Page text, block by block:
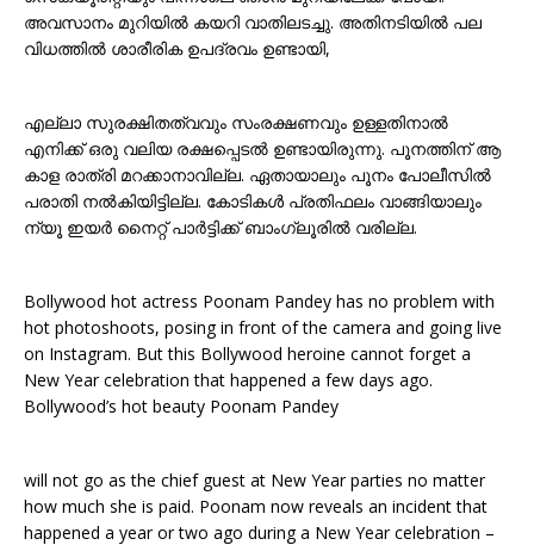
അവസാനം മുറിയിൽ കയറി വാതിലടച്ചു. അതിനടിയിൽ പല
വിധത്തിൽ ശാരീരിക ഉപദ്രവം ഉണ്ടായി,
എല്ലാ സുരക്ഷിതത്വവും സംരക്ഷണവും ഉള്ളതിനാൽ
എനിക്ക് ഒരു വലിയ രക്ഷപ്പെടൽ ഉണ്ടായിരുന്നു. പൂനത്തിന് ആ
കാള രാത്രി മറക്കാനാവില്ല. ഏതായാലും പൂനം പോലീസിൽ
പരാതി നൽകിയിട്ടില്ല. കോടികൾ പ്രതിഫലം വാങ്ങിയാലും
ന്യൂ ഇയർ നൈറ്റ് പാർട്ടിക്ക് ബാംഗ്ലൂരിൽ വരില്ല.
Bollywood hot actress Poonam Pandey has no problem with
hot photoshoots, posing in front of the camera and going live
on Instagram. But this Bollywood heroine cannot forget a
New Year celebration that happened a few days ago.
Bollywood’s hot beauty Poonam Pandey
will not go as the chief guest at New Year parties no matter
how much she is paid. Poonam now reveals an incident that
happened a year or two ago during a New Year celebration –